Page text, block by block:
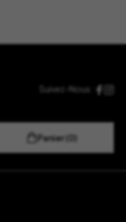
Suivez-Nous :
Panier (0)